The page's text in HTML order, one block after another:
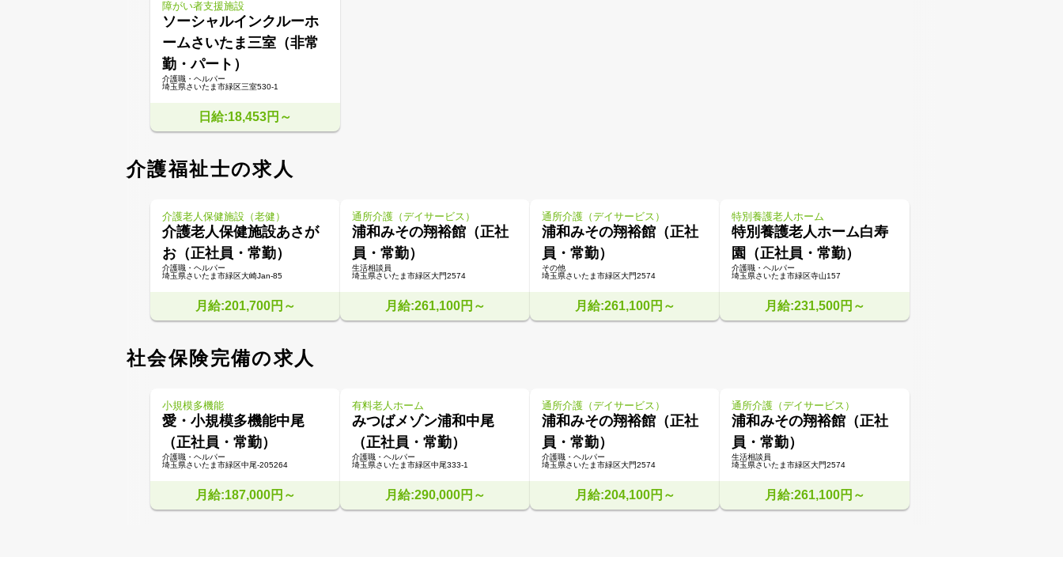
障がい者支援施設
ソーシャルインクルーホ
ームさいたま三室（非常
勤・パート）
介護職・ヘルパー
埼玉県さいたま市緑区三室530-1
日給:18,453円～
介護福祉士の求人
介護老人保健施設（老健）
介護老人保健施設あさが
お（正社員・常勤）
介護職・ヘルパー
埼玉県さいたま市緑区大崎Jan-85
月給:201,700円～
通所介護（デイサービス）
浦和みその翔裕館（正社
員・常勤）
生活相談員
埼玉県さいたま市緑区大門2574
月給:261,100円～
通所介護（デイサービス）
浦和みその翔裕館（正社
員・常勤）
その他
埼玉県さいたま市緑区大門2574
月給:261,100円～
特別養護老人ホーム
特別養護老人ホーム白寿
園（正社員・常勤）
介護職・ヘルパー
埼玉県さいたま市緑区寺山157
月給:231,500円～
社会保険完備の求人
小規模多機能
愛・小規模多機能中尾
（正社員・常勤）
介護職・ヘルパー
埼玉県さいたま市緑区中尾-205264
月給:187,000円～
有料老人ホーム
みつばメゾン浦和中尾
（正社員・常勤）
介護職・ヘルパー
埼玉県さいたま市緑区中尾333-1
月給:290,000円～
通所介護（デイサービス）
浦和みその翔裕館（正社
員・常勤）
介護職・ヘルパー
埼玉県さいたま市緑区大門2574
月給:204,100円～
通所介護（デイサービス）
浦和みその翔裕館（正社
員・常勤）
生活相談員
埼玉県さいたま市緑区大門2574
月給:261,100円～